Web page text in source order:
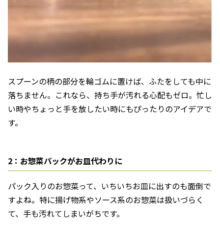
スプーンの柄の部分を輪ゴムに置けば、ふたをしても中に
落ちません。これなら、持ち手が汚れる心配もゼロ。忙し
い時やちょっと手を放したい時にもぴったりのアイデアで
す。
2：お惣菜パックがお皿代わりに
パック入りのお惣菜って、いちいちお皿に出すのも面倒で
すよね。特に揚げ物系やソース系のお惣菜は扱いづらく
て、手も汚れてしまいがちです。